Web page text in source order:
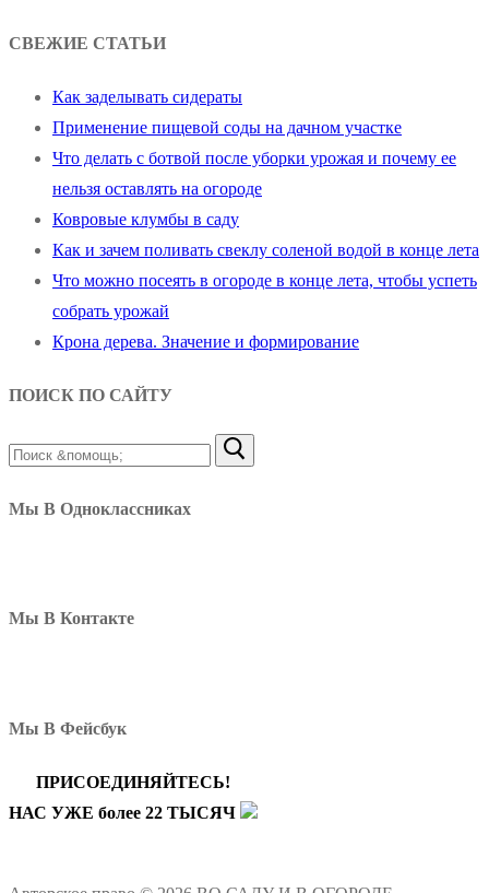
СВЕЖИЕ СТАТЬИ
Как заделывать сидераты
Применение пищевой соды на дачном участке
Что делать с ботвой после уборки урожая и почему ее
нельзя оставлять на огороде
Ковровые клумбы в саду
Как и зачем поливать свеклу соленой водой в конце лета
Что можно посеять в огороде в конце лета, чтобы успеть
собрать урожай
Крона дерева. Значение и формирование
ПОИСК ПО САЙТУ
Найти:
Мы В Одноклассниках
Мы В Контакте
Мы В Фейсбук
ПРИСОЕДИНЯЙТЕСЬ!
НАС УЖЕ более 22 ТЫСЯЧ